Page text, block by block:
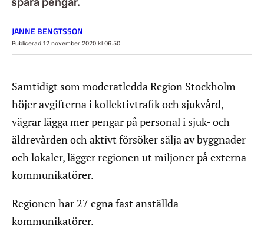
JANNE BENGTSSON
Publicerad 12 november 2020 kl 06.50
Samtidigt som moderatledda Region Stockholm
höjer avgifterna i kollektivtrafik och sjukvård,
vägrar lägga mer pengar på personal i sjuk- och
äldrevården och aktivt försöker sälja av byggnader
och lokaler, lägger regionen ut miljoner på externa
kommunikatörer.
Regionen har 27 egna fast anställda
kommunikatörer.